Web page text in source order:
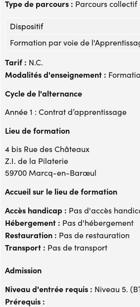
Type de parcours : Parcours collectif
Dispositif
Formation par voie de
Tarif : N.C.
Modalités d'enseignement :
Cycle de l'alternance
Année 1 : Contrat d’apprentissage
Lieu de formation
4 bis Rue des Châteaux
Z.I. de la Pilaterie
59700 Marcq-en-Barœul
Accueil sur le lieu de formation
Accès handicap : Pas d'accès
Hébergement : Pas d'hébergement
Restauration : Pas de restauration
Transport : Pas de transport
Admission
Niveau d'entrée requis : Niveau 5.
Prérequis :